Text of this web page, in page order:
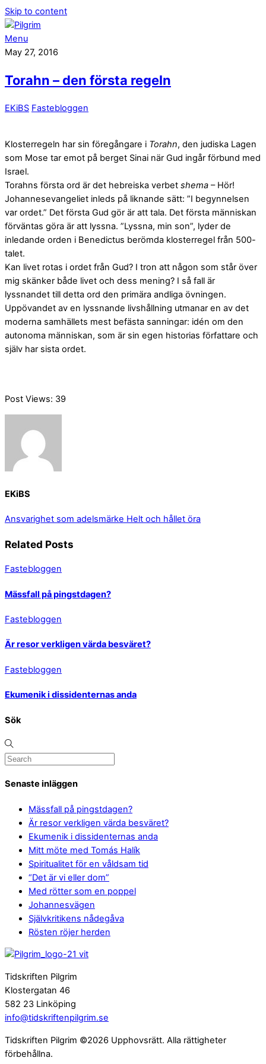
Skip to content
Menu
May 27, 2016
Torahn – den första regeln
EKiBS Fastebloggen
Klosterregeln har sin föregångare i Torahn, den judiska Lagen
som Mose tar emot på berget Sinai när Gud ingår förbund med
Israel.
Torahns första ord är det hebreiska verbet shema – Hör!
Johannesevangeliet inleds på liknande sätt: ”I begynnelsen
var ordet.” Det första Gud gör är att tala. Det första människan
förväntas göra är att lyssna. ”Lyssna, min son”, lyder de
inledande orden i Benedictus berömda klosterregel från 500-
talet.
Kan livet rotas i ordet från Gud? I tron att någon som står över
mig skänker både livet och dess mening? I så fall är
lyssnandet till detta ord den primära andliga övningen.
Uppövandet av en lyssnande livshållning utmanar en av det
moderna samhällets mest befästa sanningar: idén om den
autonoma människan, som är sin egen historias författare och
själv har sista ordet.
Post Views: 39
EKiBS
Ansvarighet som adelsmärke Helt och hållet öra
Related Posts
Fastebloggen
Mässfall på pingstdagen?
Fastebloggen
Är resor verkligen värda besväret?
Fastebloggen
Ekumenik i dissidenternas anda
Sök
Senaste inläggen
Mässfall på pingstdagen?
Är resor verkligen värda besväret?
Ekumenik i dissidenternas anda
Mitt möte med Tomás Halík
Spiritualitet för en våldsam tid
“Det är vi eller dom”
Med rötter som en poppel
Johannesvägen
Självkritikens nådegåva
Rösten röjer herden
Tidskriften Pilgrim
Klostergatan 46
582 23 Linköping
info@tidskriftenpilgrim.se
Tidskriften Pilgrim ©2026 Upphovsrätt. Alla rättigheter
förbehållna.